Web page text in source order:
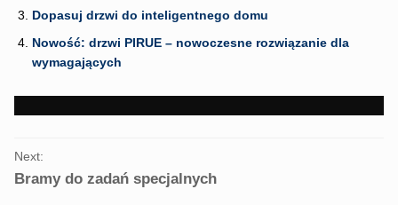
i
n
d
o
w
)
n
o
w
)
i
d
o
Dopasuj drzwi do inteligentnego domu
Nowość: drzwi PIRUE – nowoczesne rozwiązanie dla
wymagających
PORTFOLIO
NAVIGATION
Next:
Bramy do zadań specjalnych